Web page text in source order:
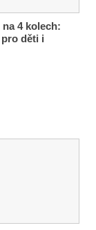
4 kolech:
děti i